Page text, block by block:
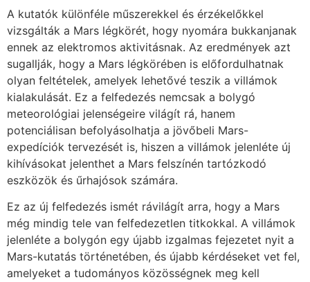
A kutatók különféle műszerekkel és érzékelőkkel
vizsgálták a Mars légkörét, hogy nyomára bukkanjanak
ennek az elektromos aktivitásnak. Az eredmények azt
sugallják, hogy a Mars légkörében is előfordulhatnak
olyan feltételek, amelyek lehetővé teszik a villámok
kialakulását. Ez a felfedezés nemcsak a bolygó
meteorológiai jelenségeire világít rá, hanem
potenciálisan befolyásolhatja a jövőbeli Mars-
expedíciók tervezését is, hiszen a villámok jelenléte új
kihívásokat jelenthet a Mars felszínén tartózkodó
eszközök és űrhajósok számára.
Ez az új felfedezés ismét rávilágít arra, hogy a Mars
még mindig tele van felfedezetlen titkokkal. A villámok
jelenléte a bolygón egy újabb izgalmas fejezetet nyit a
Mars-kutatás történetében, és újabb kérdéseket vet fel,
amelyeket a tudományos közösségnek meg kell